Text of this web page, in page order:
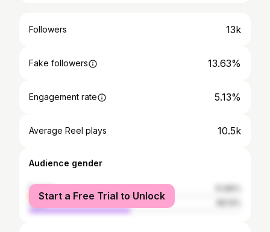
Followers 13k
Fake followers 13.63%
Engagement rate 5.13%
Average Reel plays 10.5k
Audience gender
female
male
Start a Free Trial to Unlock